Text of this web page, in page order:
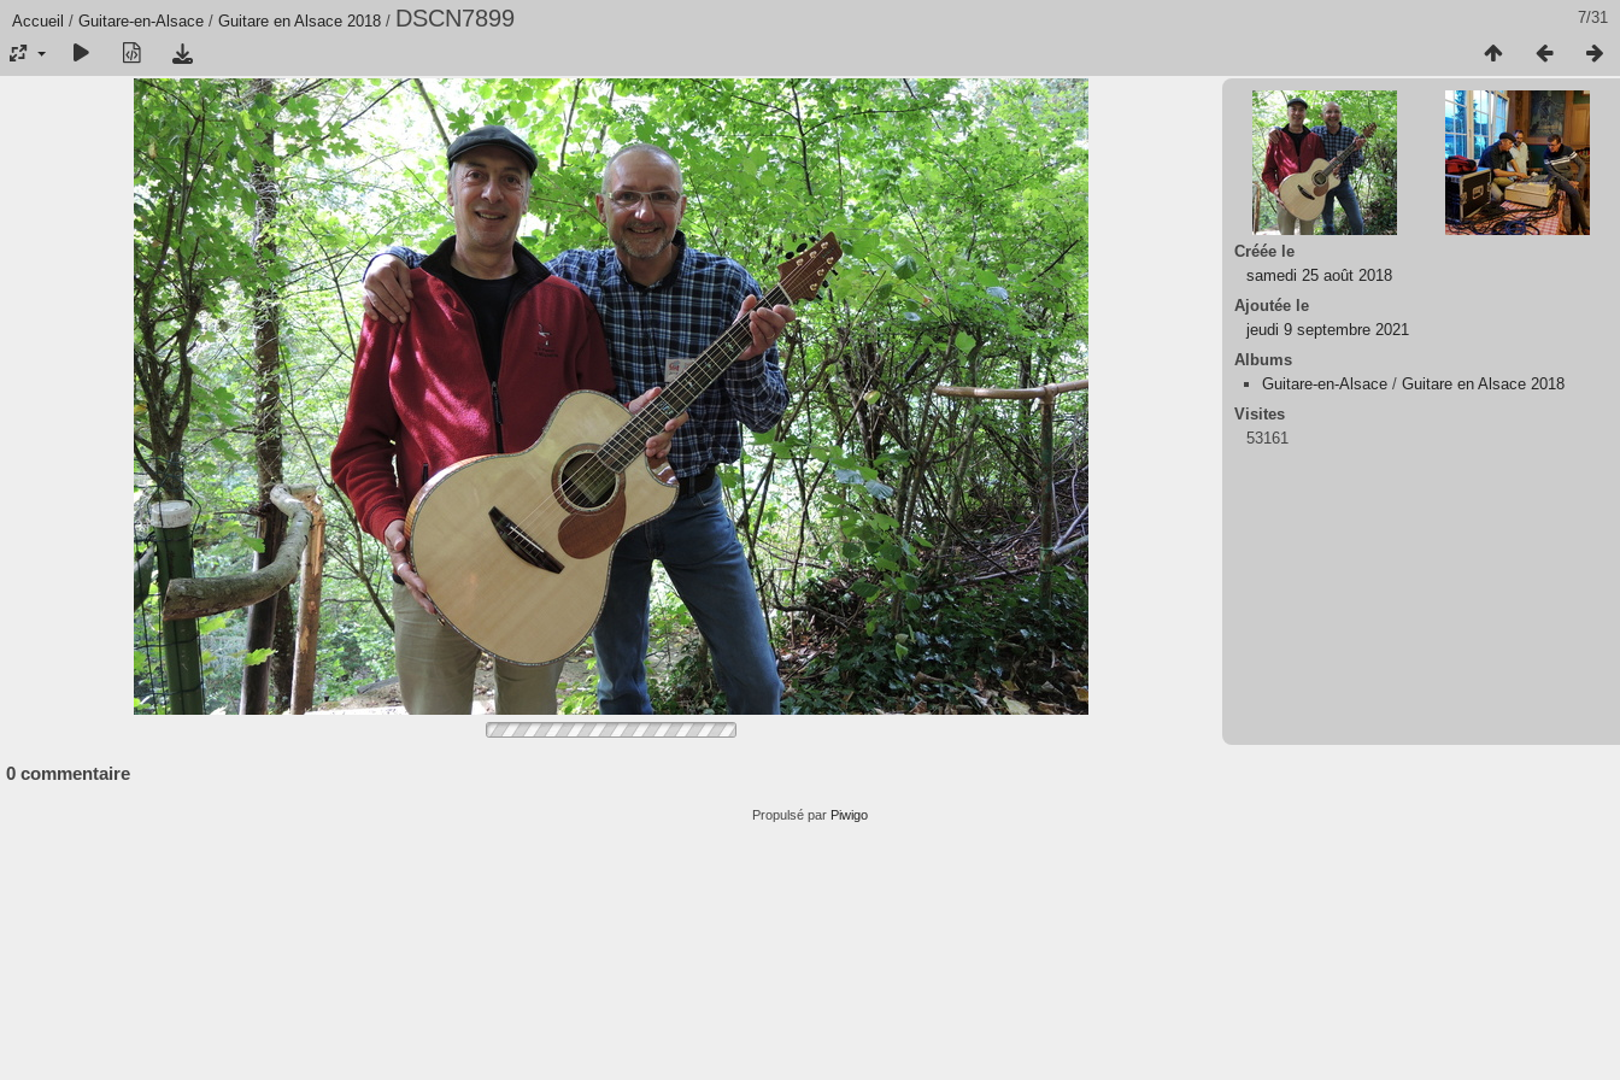
7/31
Accueil / Guitare-en-Alsace / Guitare en Alsace 2018 / DSCN7899
Créée le
samedi 25 août 2018
Ajoutée le
jeudi 9 septembre 2021
Albums
Guitare-en-Alsace / Guitare en Alsace 2018
Visites
53161
0 commentaire
Propulsé par Piwigo